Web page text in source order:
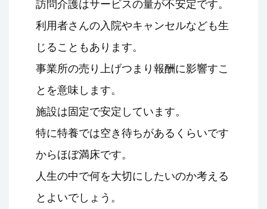
訪問介護はサービスの量が不安定です。
利用者さんの入院やキャンセルなども生
じることもあります。
事業所の売り上げつまり報酬に影響すこ
とを意味します。
施設は固定で安定しています。
特に特養では空き待ちがあるくらいです
からほぼ満床です。
人生の中で何を大切にしたいのか考える
とよいでしょう。